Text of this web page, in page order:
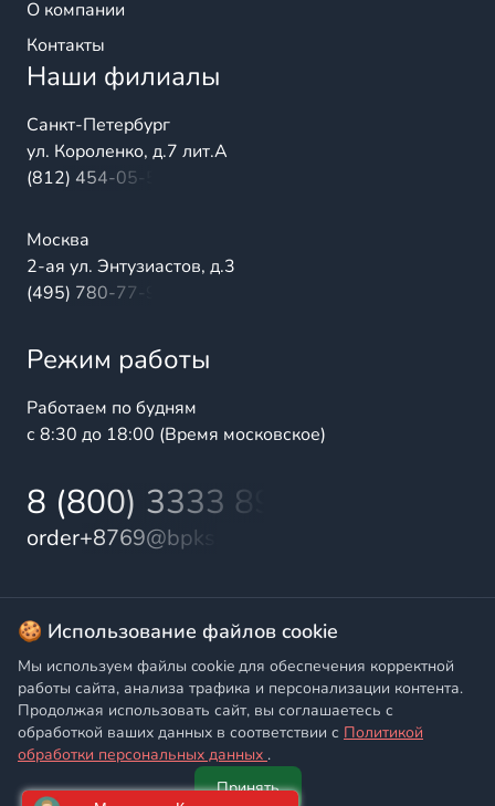
О компании
Контакты
Наши филиалы
Санкт-Петербург
ул. Короленко, д.7 лит.А
(812) 454-05-54
Москва
2-ая ул. Энтузиастов, д.3
(495) 780-77-98
Режим работы
Работаем по будням
с 8:30 до 18:00 (Время московское)
8 (800) 3333 899
order+8769@bpks.ru
© 2025 БалтПромКомплект — комплексные поставки
высококачественной продукции промышленного и
бытового назначения
Политика конфиденциальности,Согласие на обработку
персональных данных
🍪 Использование файлов cookie
Мы используем файлы cookie для обеспечения корректной
работы сайта, анализа трафика и персонализации контента.
Продолжая использовать сайт, вы соглашаетесь с
обработкой ваших данных в соответствии с Политикой
обработки персональных данных .
Принять